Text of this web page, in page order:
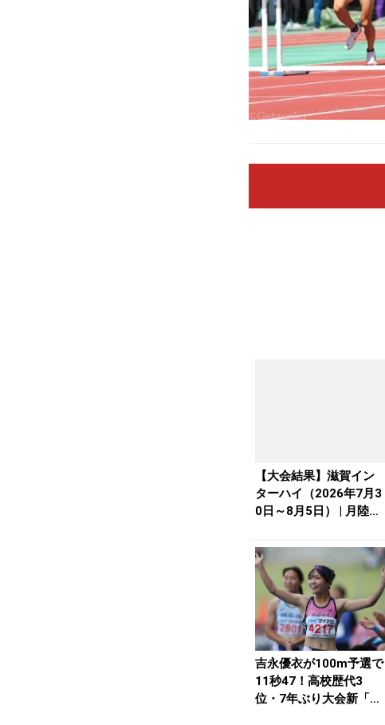
【大会結果】滋賀イン
ターハイ（2026年7月3
0日～8月5日） | 月陸On
吉永優衣が100m予選で
11秒47！高校歴代3
位・7年ぶり大会新「さ